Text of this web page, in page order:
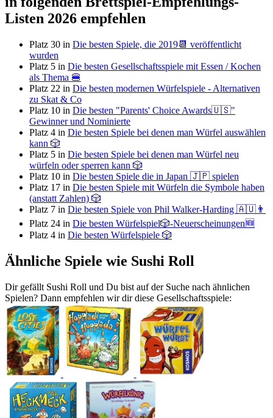
Listen 2026 empfehlen
Platz 30 in Die besten Spiele, die 2019📆 veröffentlicht
wurden
Platz 5 in Die besten Gesellschaftsspiele mit Essen / Kochen
als Thema 🍔
Platz 22 in Die besten modernen Würfelspiele - Alternativen
zu Skat & Co
Platz 10 in Die besten "Parents' Choice Awards🇺🇸"
Gewinner und Nominierte
Platz 4 in Die besten Spiele bei denen man Würfel auswählen
kann 🎲
Platz 5 in Die besten Spiele bei denen man Würfel neu
würfeln oder sperren kann 🎲
Platz 10 in Die besten Spiele die in Japan 🇯🇵 spielen
Platz 17 in Die besten Spiele mit Würfeln die Symbole haben
(anstatt Zahlen) 🎲
Platz 7 in Die besten Spiele von Phil Walker-Harding 🇦🇺👨
Platz 24 in Die besten Würfelspiel🎲-Neuerscheinungen🆕
Platz 4 in Die besten Würfelspiele 🎲
Ähnliche Spiele wie Sushi Roll
Dir gefällt Sushi Roll und Du bist auf der Suche nach ähnlichen
Spielen? Dann empfehlen wir dir diese Gesellschaftsspiele: